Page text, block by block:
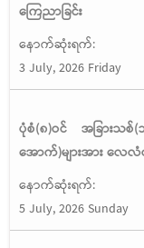
ကြေညာခြင်း
နောက်ဆုံးရက်:
3 July, 2026 Friday
ပုံစံ(၈)ဝင် အခြားသ
အောက်)များအား လေလံ
နောက်ဆုံးရက်:
5 July, 2026 Sunday